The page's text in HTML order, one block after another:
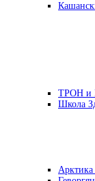
ТРОН и
Школа